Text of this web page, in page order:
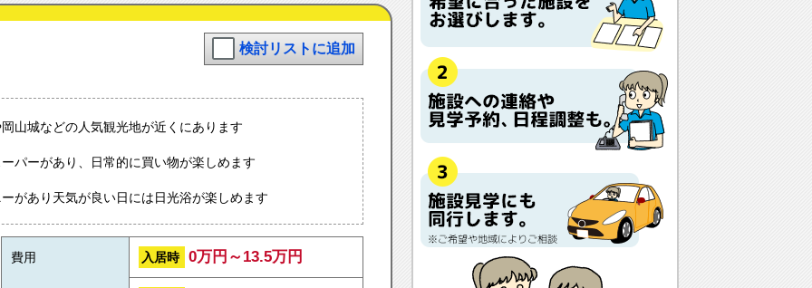
他の紹介会社と「ウチシルベ」はどう
違うの？aa
検討リストに追加
山城などの人気観光地が近くにあります
パーがあり、日常的に買い物が楽しめます
があり天気が良い日には日光浴が楽しめます
費用 入居時 0万円～13.5万円